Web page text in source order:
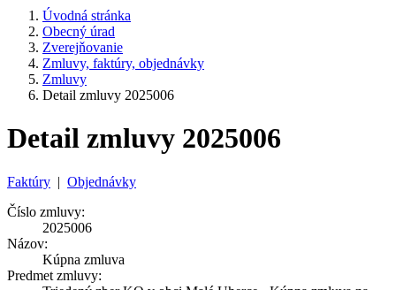
Úvodná stránka
Obecný úrad
Zverejňovanie
Zmluvy, faktúry, objednávky
Zmluvy
Detail zmluvy 2025006
Detail zmluvy 2025006
Faktúry | Objednávky
Číslo zmluvy:
2025006
Názov:
Kúpna zmluva
Predmet zmluvy: